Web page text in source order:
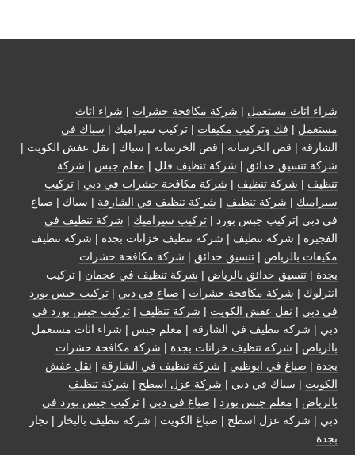
شراء اثاث مستعمل | شركة مكافحة حشرات | شراء اثاث
مستعمل | فك وتركيب مكيفات | تركيب سيراميك | سباك في
الشارقة | قص الخرسانة | قص الخرسانة | سباك | نقل عفش الكويت |
شركة تنسيق حدائق | شركة تنظيف فلل | معلم جبس | شركة
تنظيف | شركة تنظيف | شركة مكافحة حشرات في دبي | تركيب
سيراميك | شركة تنظيف | شركة تنظيف في الشارقة | سباك | صباغ
في دبي |تركيب جبس بورد | تركيب سيراميك | شركة تنظيف في
الفجيرة | شركة تنظيف | شركة تنظيف خزانات بجدة | شركة تنظيف
مكيفات بالرياض | تنسيق حدائق | شركة مكافحة حشرات
بجدة | تنسيق حدائق بالرياض | شركة تنظيف في عجمان | تركيب
انترلوك | شركة مكافحة حشرات | صباغ في دبي | تركيب جبس بورد
في دبي | نقل عفش الكويت | شركة تنظيف | تركيب جبس بورد في
دبي | شركة تنظيف في الشارقة | معلم جبس | شراء اثاث مستعمل
بالرياض | شركه تنظيف خزانات بجدة | شركة مكافحة حشرات
بجدة | صباغ في ابوظبي | شركة تنظيف في الشارقة | نقل عفش
الكويت | سباك في دبي | شركة عزل اسطح | شركة تنظيف
بالرياض | معلم جبس بورد | صباغ في دبي | تركيب جبس بورد في
دبي | شركة عزل اسطح | صباغ الكويت | شركة تنظيف بالبخار | نجار
بجدة